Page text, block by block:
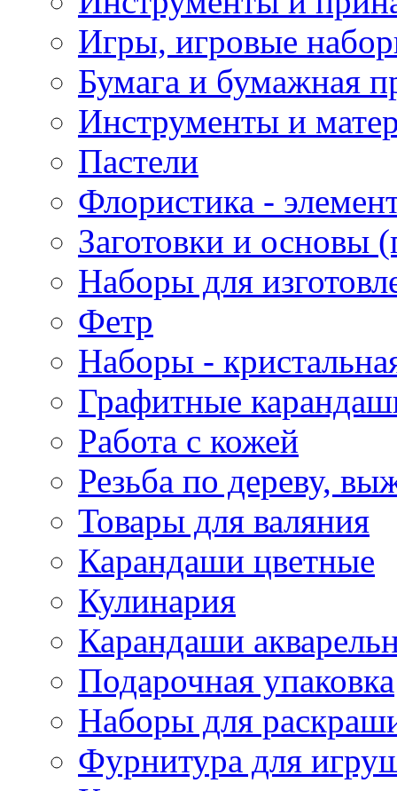
Игры, игровые
Бумага и бумажная
Инструменты и
Пастели
Флористика -
Заготовки и основы
Наборы для
Фетр
Наборы -
Графитные
Работа с кожей
Резьба по дереву,
Товары для валяния
Карандаши цветные
Кулинария
Карандаши
Подарочная упаковка
Наборы для
Фурнитура для